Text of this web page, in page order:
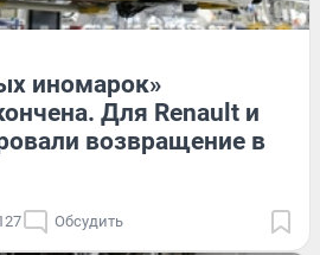
иномарок»
Для Renault и
возвращение в
Обсудить